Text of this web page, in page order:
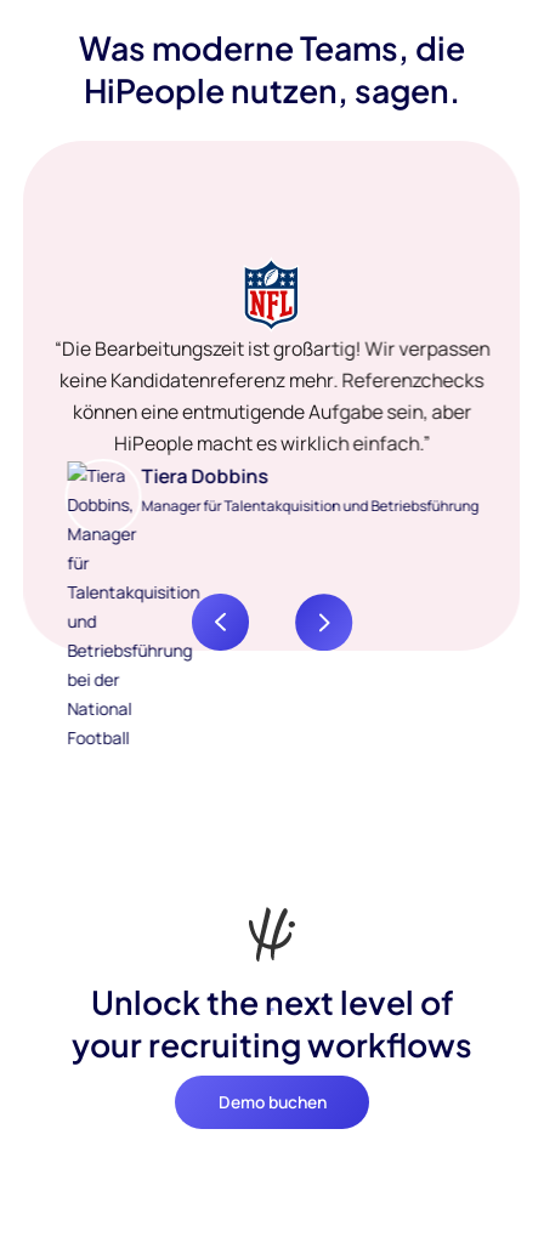
Was moderne Teams, die
HiPeople nutzen, sagen.
“Die Bearbeitungszeit ist großartig! Wir verpassen
keine Kandidatenreferenz mehr. Referenzchecks
können eine entmutigende Aufgabe sein, aber
HiPeople macht es wirklich einfach.”
Tiera Dobbins
Manager für Talentakquisition und Betriebsführung
Unlock the next level of
your recruiting workflows
Demo buchen